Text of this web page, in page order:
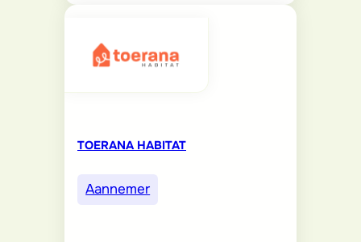
TOERANA HABITAT
Aannemer